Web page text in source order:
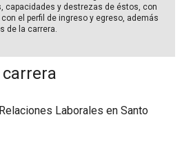
capacidades y destrezas de éstos, con
el perfil de ingreso y egreso, además
de la carrera.
Laborales en Santo